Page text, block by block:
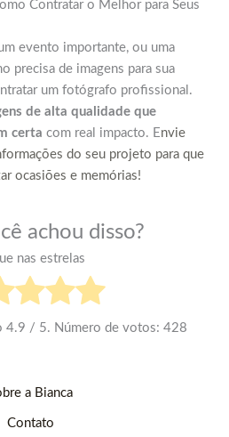
Contratar o Melhor para Seus
evento importante, ou uma
precisa de imagens para sua
um fotógrafo profissional.
de alta qualidade que
certa com real impacto. Envie
do seu projeto para que
ocasiões e memórias!
achou disso?
nas estrelas
4.9 / 5. Número de votos: 428
a Bianca
Contato